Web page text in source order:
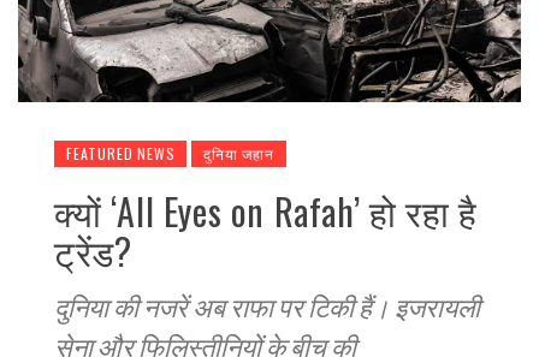
FEATURED NEWS दुनिया जहान
क्यों ‘All Eyes on Rafah’ हो रहा है
ट्रेंड?
दुनिया की नजरें अब राफा पर टिकी हैं। इजरायली
सेना और फिलिस्तीनियों के बीच की